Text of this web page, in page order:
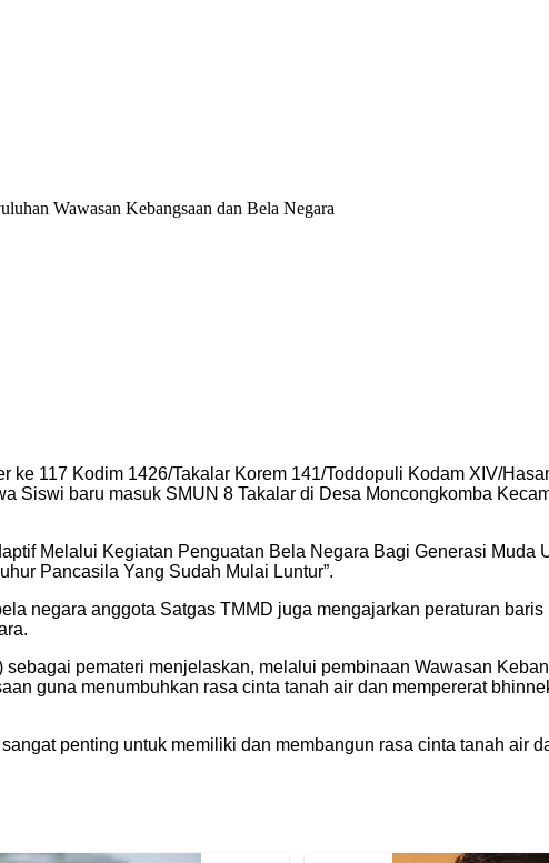
Wawasan Kebangsaan dan Bela Negara
ke 117 Kodim 1426/Takalar Korem 141/Toddopuli Kodam XIV/
Siswi baru masuk SMUN 8 Takalar di Desa Moncongkomba
Melalui Kegiatan Penguatan Bela Negara Bagi Generasi Muda
Pancasila Yang Sudah Mulai Luntur”.
negara anggota Satgas TMMD juga mengajarkan peraturan
pemateri menjelaskan, melalui pembinaan Wawasan
guna menumbuhkan rasa cinta tanah air dan mempererat
penting untuk memiliki dan membangun rasa cinta tanah air